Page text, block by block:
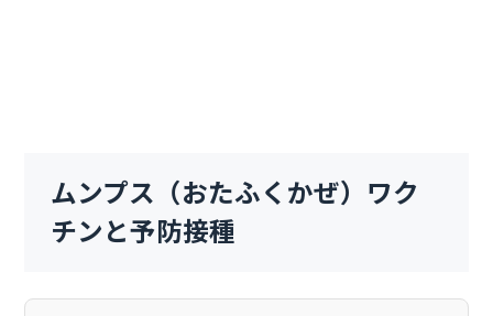
ムンプス（おたふくかぜ）ワク
チンと予防接種